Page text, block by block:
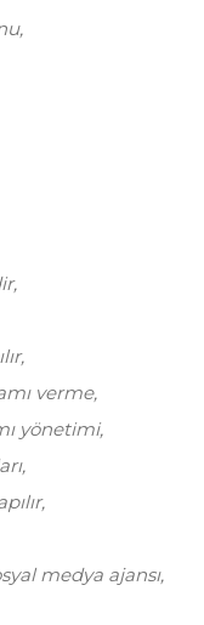
verme
yönetimi
medya ajansı